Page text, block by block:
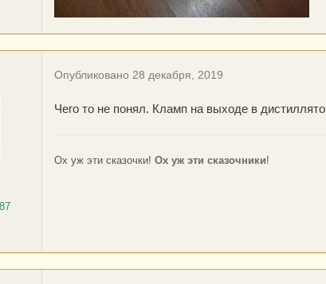
Опубликовано 28 декабря, 2019
Чего то не понял. Кламп на выходе в
Ох уж эти сказочки! Ох уж эти сказочники!